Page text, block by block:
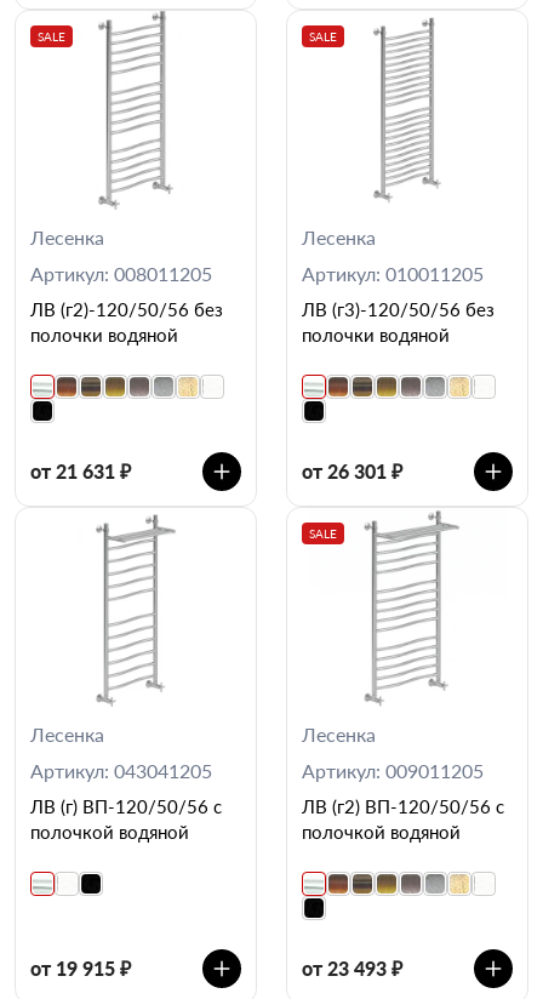
SALE
Лесенка
Артикул: 008011205
ЛВ (г2)-120/50/56 без
полочки водяной
от 21 631 ₽
SALE
Лесенка
Артикул: 010011205
ЛВ (г3)-120/50/56 без
полочки водяной
от 26 301 ₽
Лесенка
Артикул: 043041205
ЛВ (г) ВП-120/50/56 с
полочкой водяной
от 19 915 ₽
SALE
Лесенка
Артикул: 009011205
ЛВ (г2) ВП-120/50/56 с
полочкой водяной
от 23 493 ₽